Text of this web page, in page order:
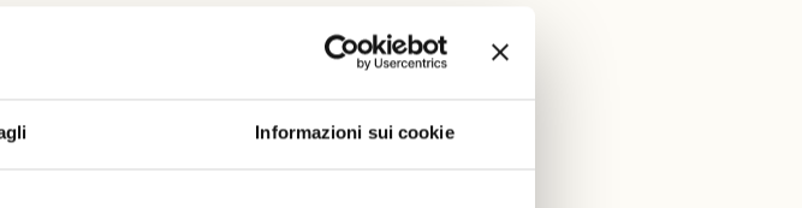
Informazioni sui cookie